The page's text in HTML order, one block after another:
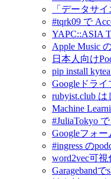
「データサ
#tqrk09 で
YAPC::ASIA
Apple Music
日本人向け
pip install
Googleドラ
rubyist.club
Machine
#JuliaTokyo
Googleフォ
#ingress の
word2vec可
Garageband